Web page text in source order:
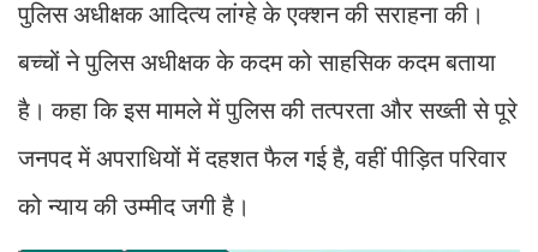
पुलिस अधीक्षक आदित्य लांग्हे के एक्शन की सराहना की।
बच्चों ने पुलिस अधीक्षक के कदम को साहसिक कदम बताया
है। कहा कि इस मामले में पुलिस की तत्परता और सख्ती से पूरे
जनपद में अपराधियों में दहशत फैल गई है, वहीं पीड़ित परिवार
को न्याय की उम्मीद जगी है।